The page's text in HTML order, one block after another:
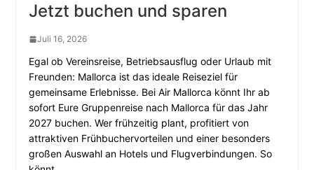
Jetzt buchen und sparen
Juli 16, 2026
Egal ob Vereinsreise, Betriebsausflug oder Urlaub mit
Freunden: Mallorca ist das ideale Reiseziel für
gemeinsame Erlebnisse. Bei Air Mallorca könnt Ihr ab
sofort Eure Gruppenreise nach Mallorca für das Jahr
2027 buchen. Wer frühzeitig plant, profitiert von
attraktiven Frühbuchervorteilen und einer besonders
großen Auswahl an Hotels und Flugverbindungen. So